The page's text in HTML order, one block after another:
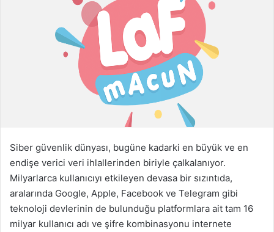
p
o
s
t
m
e
k
Siber güvenlik dünyası, bugüne kadarki en büyük ve en
endişe verici veri ihlallerinden biriyle çalkalanıyor.
Milyarlarca kullanıcıyı etkileyen devasa bir sızıntıda,
aralarında Google, Apple, Facebook ve Telegram gibi
teknoloji devlerinin de bulunduğu platformlara ait tam 16
milyar kullanıcı adı ve şifre kombinasyonu internete